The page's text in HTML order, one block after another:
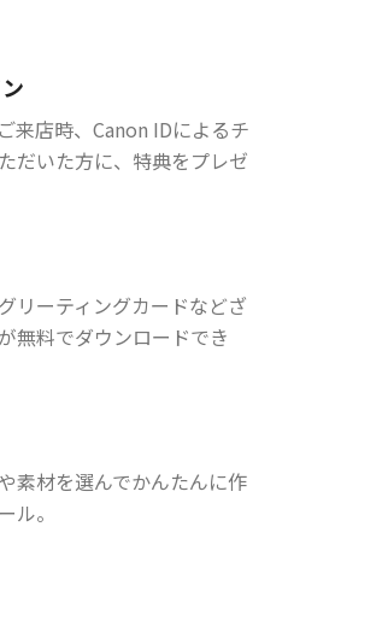
来店時、Canon IDによるチ
だいた方に、特典をプレゼ
リーティングカードなどざ
無料でダウンロードでき
素材を選んでかんたんに作
ル。